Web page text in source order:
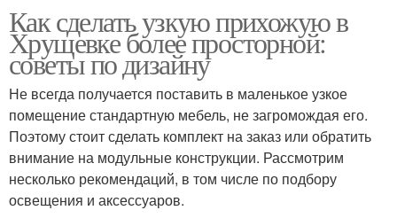
Как сделать узкую прихожую в
Хрущевке более просторной:
советы по дизайну
Не всегда получается поставить в маленькое узкое
помещение стандартную мебель, не загромождая его.
Поэтому стоит сделать комплект на заказ или обратить
внимание на модульные конструкции. Рассмотрим
несколько рекомендаций, в том числе по подбору
освещения и аксессуаров.